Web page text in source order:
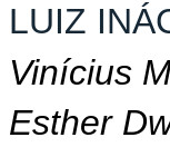
LUIZ
Vinícius
Esther